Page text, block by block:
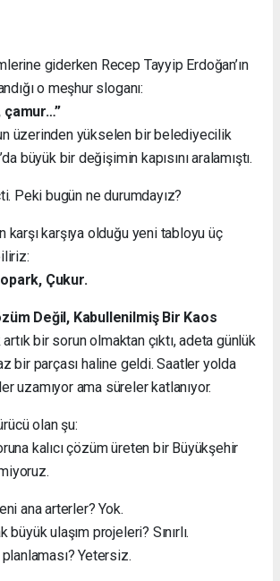
giderken Recep Tayyip Erdoğan’ın
o meşhur sloganı:
çamur…”
üzerinden yükselen bir belediyecilik
büyük bir değişimin kapısını aralamıştı.
Peki bugün ne durumdayız?
karşı karşıya olduğu yeni tabloyu üç
Çukur.
Değil, Kabullenilmiş Bir Kaos
bir sorun olmaktan çıktı, adeta günlük
bir parçası haline geldi. Saatler yolda
uzamıyor ama süreler katlanıyor.
olan şu:
kalıcı çözüm üreten bir Büyükşehir
ana arterler? Yok.
büyük ulaşım projeleri? Sınırlı.
Yetersiz.